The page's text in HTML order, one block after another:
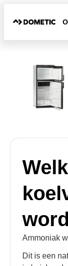
Ammoniak
Dit is een